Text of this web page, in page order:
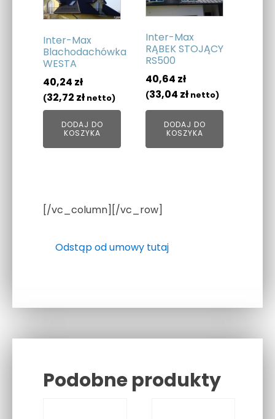
Inter-Max
Blachodachówka
WESTA
40,24 zł
(32,72 zł netto)
DODAJ DO
KOSZYKA
Inter-Max
RĄBEK STOJĄCY
RS500
40,64 zł
(33,04 zł netto)
DODAJ DO
KOSZYKA
[/vc_column][/vc_row]
Odstąp od umowy tutaj
Podobne produkty